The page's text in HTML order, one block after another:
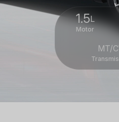
1.5L
Motor
MT/